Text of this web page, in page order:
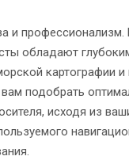
и
обладают
картографии
подобрать
исходя из